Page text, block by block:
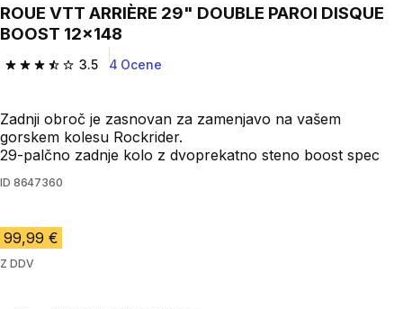
ROUE VTT ARRIÈRE 29" DOUBLE PAROI DISQUE
BOOST 12x148
3.5
3.5 od 5 zvezdic from 4 ocene
4 Ocene
Zadnji obroč je zasnovan za zamenjavo na vašem
gorskem kolesu Rockrider.
29-palčno zadnje kolo z dvoprekatno steno boost spec
ID 8647360
99,99 €
Z DDV